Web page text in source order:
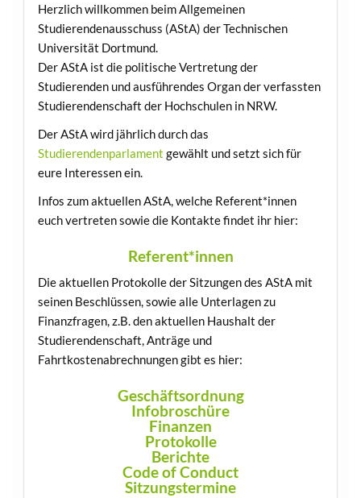
Herzlich willkommen beim Allgemeinen
Studierendenausschuss (AStA) der Technischen
Universität Dortmund.
Der AStA ist die politische Vertretung der
Studierenden und ausführendes Organ der verfassten
Studierendenschaft der Hochschulen in NRW.
Der AStA wird jährlich durch das
Studierendenparlament gewählt und setzt sich für
eure Interessen ein.
Infos zum aktuellen AStA, welche Referent*innen
euch vertreten sowie die Kontakte findet ihr hier:
Referent*innen
Die aktuellen Protokolle der Sitzungen des AStA mit
seinen Beschlüssen, sowie alle Unterlagen zu
Finanzfragen, z.B. den aktuellen Haushalt der
Studierendenschaft, Anträge und
Fahrtkostenabrechnungen gibt es hier:
Geschäftsordnung
Infobroschüre
Finanzen
Protokolle
Berichte
Code of Conduct
Sitzungstermine